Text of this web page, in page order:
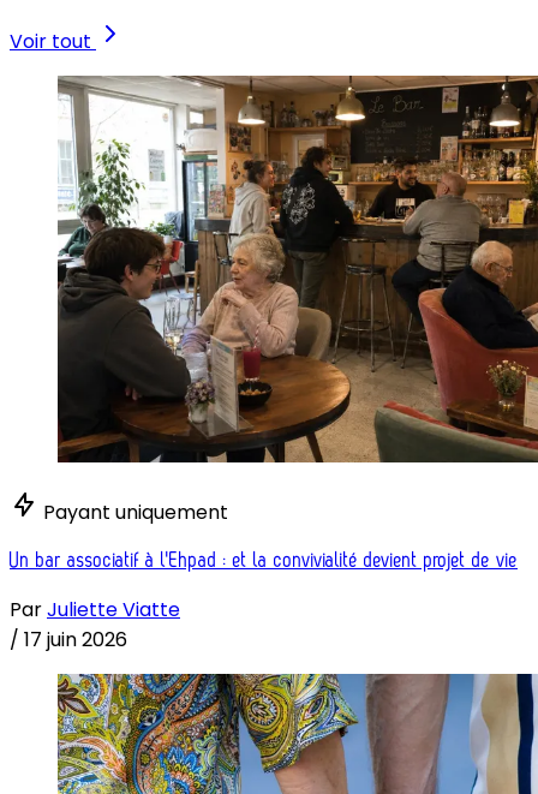
Voir tout
Payant uniquement
Un bar associatif à l'Ehpad : et la convivialité devient projet de vie
ParJuliette Viatte
/ 17 juin 2026